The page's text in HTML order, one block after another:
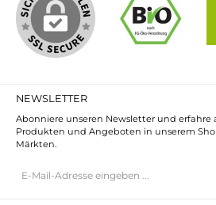
NEWSLETTER
Abonniere unseren Newsletter und erfahre
Produkten und Angeboten in unserem
Märkten.
Mail-